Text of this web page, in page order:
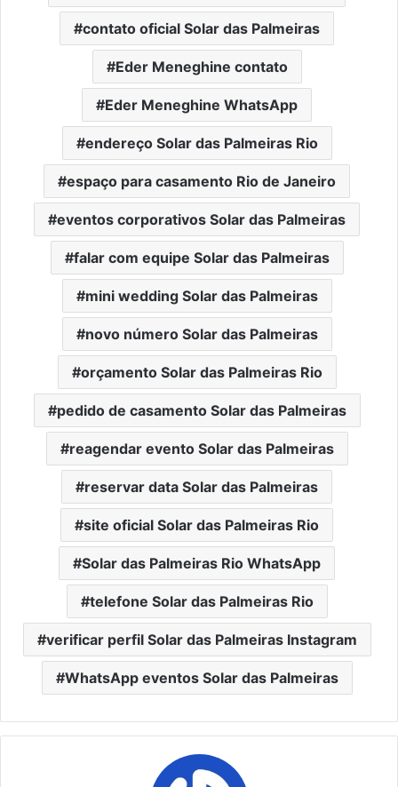
contato oficial Solar das Palmeiras
Eder Meneghine contato
Eder Meneghine WhatsApp
endereço Solar das Palmeiras Rio
espaço para casamento Rio de Janeiro
eventos corporativos Solar das Palmeiras
falar com equipe Solar das Palmeiras
mini wedding Solar das Palmeiras
novo número Solar das Palmeiras
orçamento Solar das Palmeiras Rio
pedido de casamento Solar das Palmeiras
reagendar evento Solar das Palmeiras
reservar data Solar das Palmeiras
site oficial Solar das Palmeiras Rio
Solar das Palmeiras Rio WhatsApp
telefone Solar das Palmeiras Rio
verificar perfil Solar das Palmeiras Instagram
WhatsApp eventos Solar das Palmeiras